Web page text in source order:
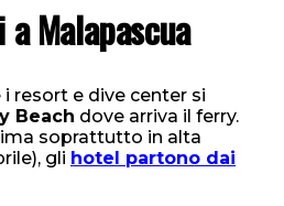
Malapascua
i resort e dive center si
Beach dove arriva il ferry.
soprattutto in alta
gli hotel partono dai